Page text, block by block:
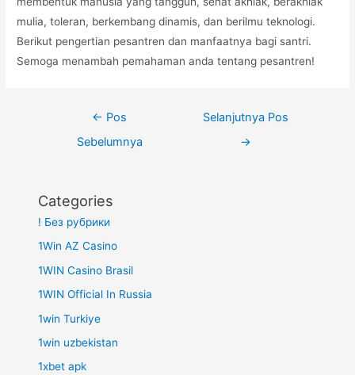
mulia, toleran, berkembang dinamis, dan berilmu teknologi.
Berikut pengertian pesantren dan manfaatnya bagi santri.
Semoga menambah pemahaman anda tentang pesantren!
← Pos
Sebelumnya
Selanjutnya Pos
→
Categories
! Без рубрики
1Win AZ Casino
1WIN Casino Brasil
1WIN Official In Russia
1win Turkiye
1win uzbekistan
1xbet apk